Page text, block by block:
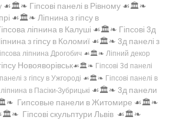
☙🏛️❧ Гіпсові панелі в Рівному ☙🏛️❧
☙🏛️❧ Ліпнина з гіпсу в
ліпнина в Калуші ☙🏛️❧ Гіпсові 3д
з гіпсу в Коломиї ☙🏛️❧ 3д панелі з
ліпнина Дрогобич ☙🏛️❧ Ліпний декор
Новояворівськ☙🏛️❧ Гіпсові 3d панелі
з гіпсу в Ужгороді ☙🏛️❧ Гіпсові панелі в
в Пасіки-Зубрицькі ☙🏛️❧ 3д панели
Гипсовые панели в Житомире ☙🏛️❧
Гіпсові скульптури Львів ☙🏛️❧